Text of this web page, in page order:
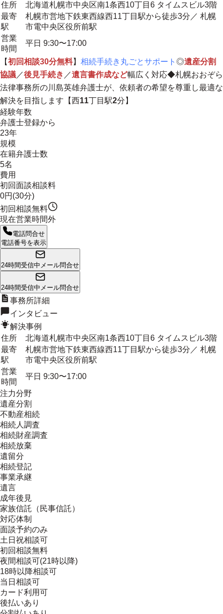
住所
北海道札幌市中央区南1条西10丁目6 タイムスビル3階
最寄
駅
札幌市営地下鉄東西線西11丁目駅から徒歩3分／ 札幌
市電中央区役所前駅
営業
時間
平日 9:30〜17:00
【初回相談30分無料】 相続手続き丸ごとサポート ◎遺産分割
協議 ／後見手続き ／遺言書作成など幅広く対応◆札幌おおぞら
法律事務所の川島英雄弁護士が、 依頼者の希望を尊重し最適な
解決を目指します 【西11丁目駅2分】
経験年数
弁護士登録から
23年
規模
在籍弁護士数
5名
費用
初回面談相談料
0円(30分)
初回相談無料
現在営業時間外
電話問合せ
電話番号を表示
24時間受信中 メール問合せ
24時間受信中 メール問合せ
事務所詳細
インタビュー
解決事例
住所
北海道札幌市中央区南1条西10丁目6 タイムスビル3階
最寄
駅
札幌市営地下鉄東西線西11丁目駅から徒歩3分／ 札幌
市電中央区役所前駅
営業
時間
平日 9:30〜17:00
注力分野
遺産分割
不動産相続
相続人調査
相続財産調査
相続放棄
遺留分
相続登記
事業承継
遺言
成年後見
家族信託（民事信託）
対応体制
面談予約のみ
土日祝相談可
初回相談無料
夜間相談可(21時以降)
18時以降相談可
当日相談可
カード利用可
後払いあり